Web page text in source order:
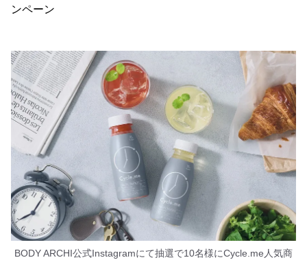
ンペーン
BODY ARCHI公式Instagramにて抽選で10名様にCycle.me人気商